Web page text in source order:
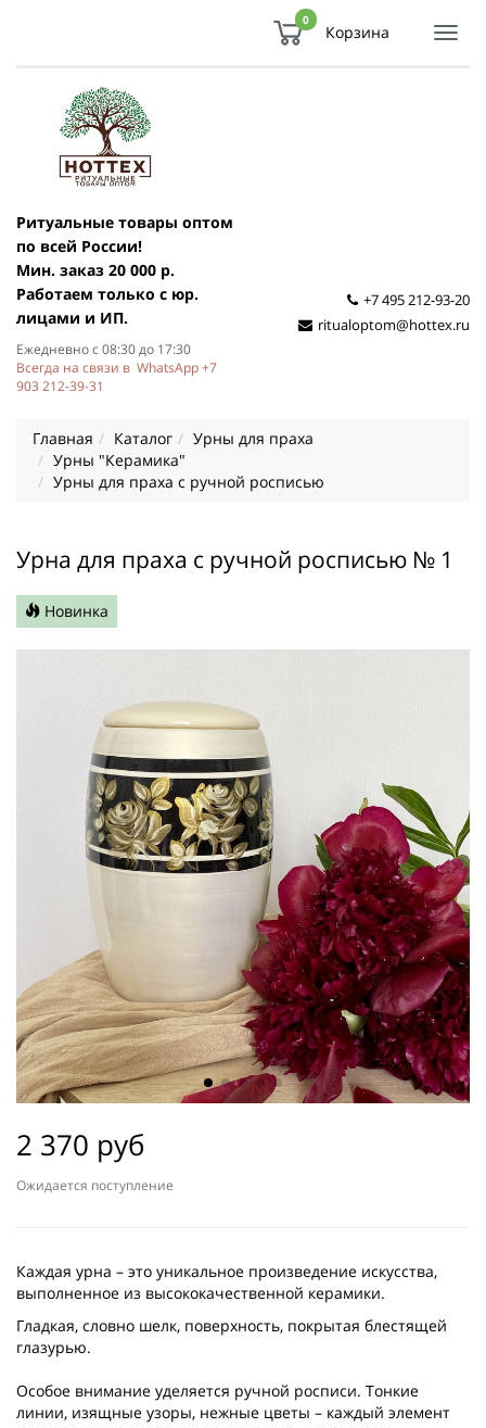
0
Корзина
Ритуальные товары оптом
по всей России!
Мин. заказ 20 000 р.
Работаем только с юр.
лицами и ИП.
Ежедневно с 08:30 до 17:30
Всегда на связи в WhatsApp +7
903 212-39-31
+7 495 212-93-20
ritualoptom@hottex.ru
Главная Каталог
Урны для праха
Урны "Керамика"
Урны для праха с ручной росписью
Урна для праха с ручной росписью № 1
Новинка
2 370 руб
Ожидается поступление
Каждая урна – это уникальное произведение искусства,
выполненное из высококачественной керамики.
Гладкая, словно шелк, поверхность, покрытая блестящей
глазурью.
Особое внимание уделяется ручной росписи. Тонкие
линии, изящные узоры, нежные цветы – каждый элемент